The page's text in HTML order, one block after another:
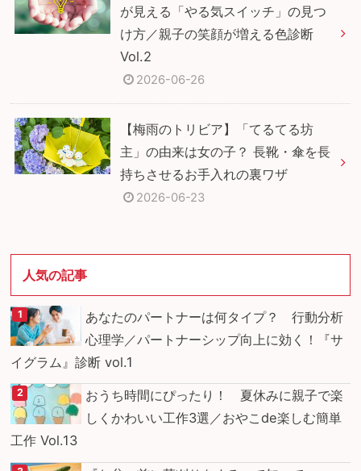
が見える「やる気スイッチ」の見つ
け方／親子の笑顔が増える色診断
Vol.2
2026-06-26
【梅雨のトリビア】「てるてる坊
主」の由来は女の子？ 長靴・傘を長
持ちさせるお手入れの裏ワザ
2026-06-23
人気の記事
あなたのパートナーは何タイプ？ 行動分析
心理学／パートナーシップ向上に効く！『サ
イグラム』診断 vol.1
おうち時間にぴったり！ 夏休みに親子で楽
しくかわいい工作3選／おやこde楽しむ簡単
工作 Vol.13